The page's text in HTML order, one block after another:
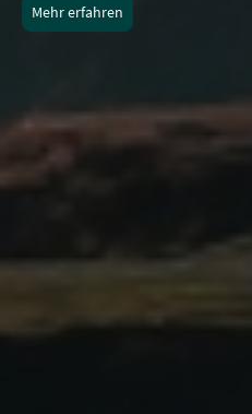
Mehr erfahren